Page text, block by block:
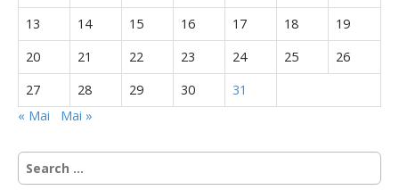
13
14 15 16 17 18
19
20
21 22 23 24 25
26
27
28 29 30
31
« Mai
Mai »
S